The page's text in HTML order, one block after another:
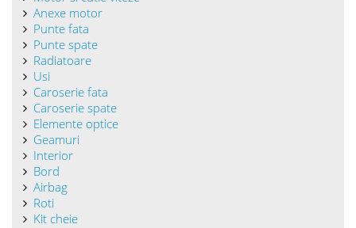
Anexe motor
Punte fata
Punte spate
Radiatoare
Usi
Caroserie fata
Caroserie spate
Elemente optice
Geamuri
Interior
Bord
Airbag
Roti
Kit cheie